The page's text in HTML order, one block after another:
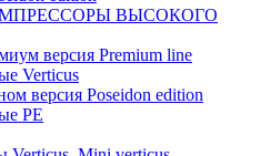
ВЫСОКОГО
версия Premium line
Verticus
версия Poseidon edition
PE